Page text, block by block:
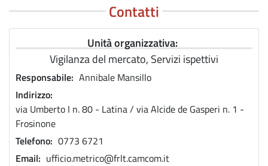
Contatti
Unità organizzativa
Vigilanza del mercato, Servizi ispettivi
Responsabile Annibale Mansillo
Indirizzo
via Umberto I n. 80 - Latina / via Alcide de Gasperi n. 1 -
Frosinone
Telefono 0773 6721
Email
ufficio.metrico@frlt.camcom.it